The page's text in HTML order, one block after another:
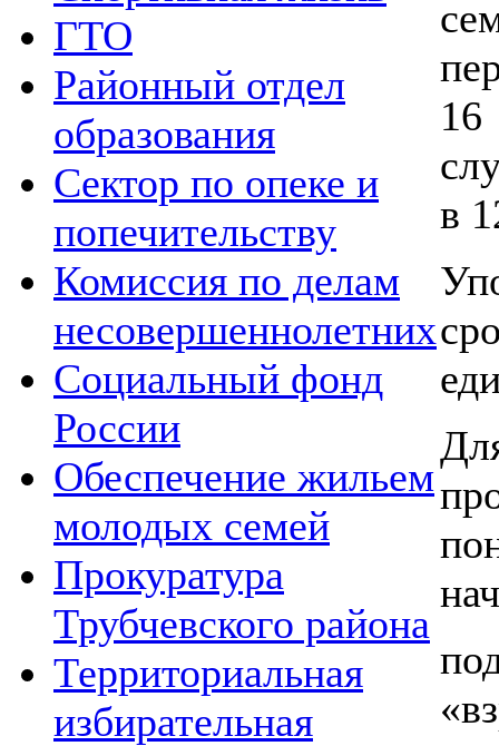
ГТО
Районный отдел
образования
Сектор по опеке и
попечительству
Комиссия по делам
несовершеннолетних
Социальный фонд
России
Обеспечение жильем
молодых семей
Прокуратура
Трубчевского района
Территориальная
избирательная
в